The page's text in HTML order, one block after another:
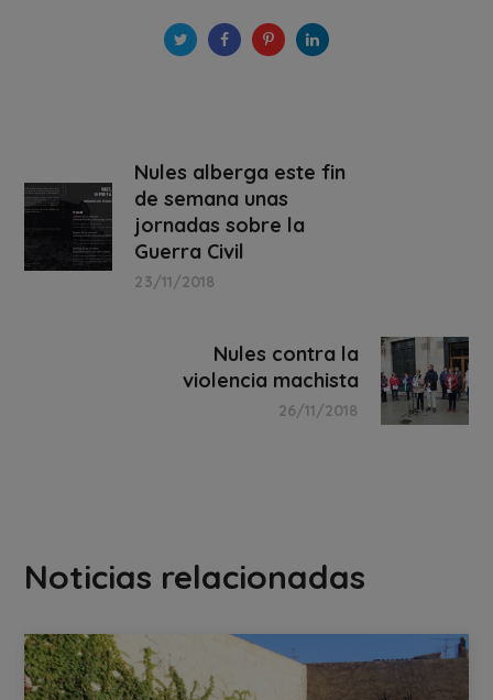
Nules alberga este fin
de semana unas
jornadas sobre la
Guerra Civil
23/11/2018
Nules contra la
violencia machista
26/11/2018
Noticias relacionadas